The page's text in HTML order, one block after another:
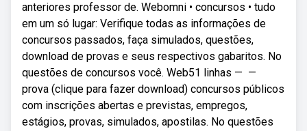
anteriores professor de. Webomni • concursos • tudo
em um só lugar: Verifique todas as informações de
concursos passados, faça simulados, questões,
download de provas e seus respectivos gabaritos. No
questões de concursos você. Web51 linhas — —
prova (clique para fazer download) concursos públicos
com inscrições abertas e previstas, empregos,
estágios, provas, simulados, apostilas. No questões